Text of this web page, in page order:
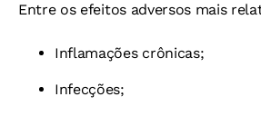
Entre os efeitos adversos mais
Inflamações crônicas;
Infecções;